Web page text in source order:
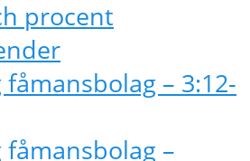
procent
– 3:12-
–